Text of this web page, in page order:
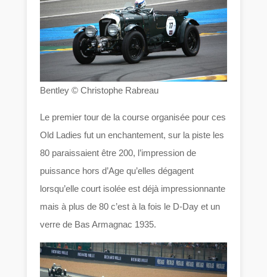
Bentley © Christophe Rabreau
Le premier tour de la course organisée pour ces
Old Ladies fut un enchantement, sur la piste les
80 paraissaient être 200, l’impression de
puissance hors d’Age qu’elles dégagent
lorsqu’elle court isolée est déjà impressionnante
mais à plus de 80 c’est à la fois le D-Day et un
verre de Bas Armagnac 1935.